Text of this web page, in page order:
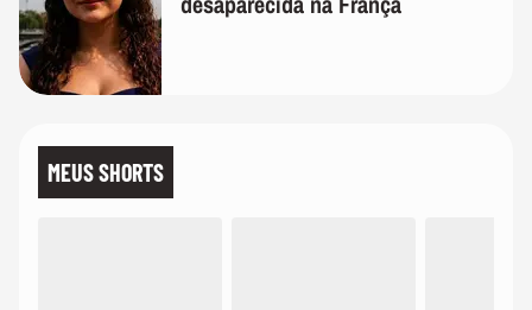
MEUS SHORTS